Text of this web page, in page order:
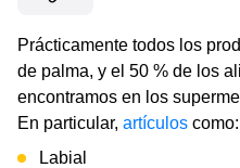
Prácticamente todos los
de palma, y el 50 % de los
encontramos en los
En particular, artículos como:
Labial